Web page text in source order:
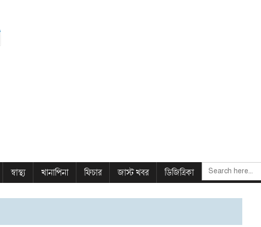
স্বাস্থ্য খানাপিনা ফিচার জাস্ট খবর ডিজিত্রিকা
SEARCH
FOR: